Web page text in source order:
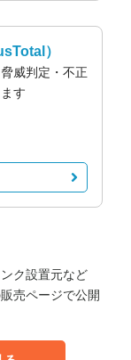
）
威判定・不正
す
ク設置元など
売ページで公開